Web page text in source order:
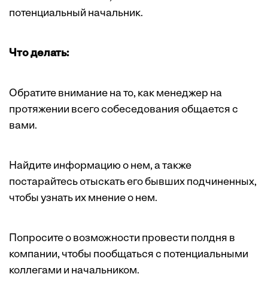
потенциальный начальник.
Что делать:
Обратите внимание на то, как менеджер на
протяжении всего собеседования общается с
вами.
Найдите информацию о нем, а также
постарайтесь отыскать его бывших подчиненных,
чтобы узнать их мнение о нем.
Попросите о возможности провести полдня в
компании, чтобы пообщаться с потенциальными
коллегами и начальником.